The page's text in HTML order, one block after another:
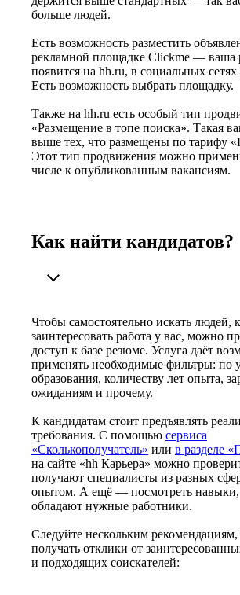
больше людей.
Есть возможность разместить
рекламной площадке Clickme — ваша
появится на hh.ru, в социальных
Есть возможность выбрать площадку.
Также на hh.ru есть особый тип
«Размещение в топе поиска». Такая
выше тех, что размещены по тарифу
Этот тип продвижения можно
числе к опубликованным вакансиям.
Как найти кандидатов?
Чтобы самостоятельно искать людей,
заинтересовать работа у вас, можно
доступ к базе резюме. Услуга даёт
применять необходимые фильтры: по
образования, количеству лет опыта,
ожиданиям и прочему.
К кандидатам стоит предъявлять
требования. С помощью сервиса
«Сколькополучатель» или в разделе
на сайте «hh Карьера» можно
получают специалисты из разных
опытом. А ещё — посмотреть
обладают нужные работники.
Следуйте нескольким
получать отклики от
и подходящих соискателей: